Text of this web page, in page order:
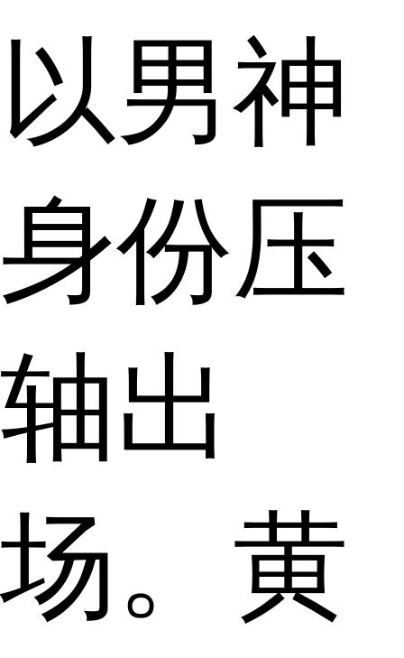
以男神
身份压
轴出
场。黄